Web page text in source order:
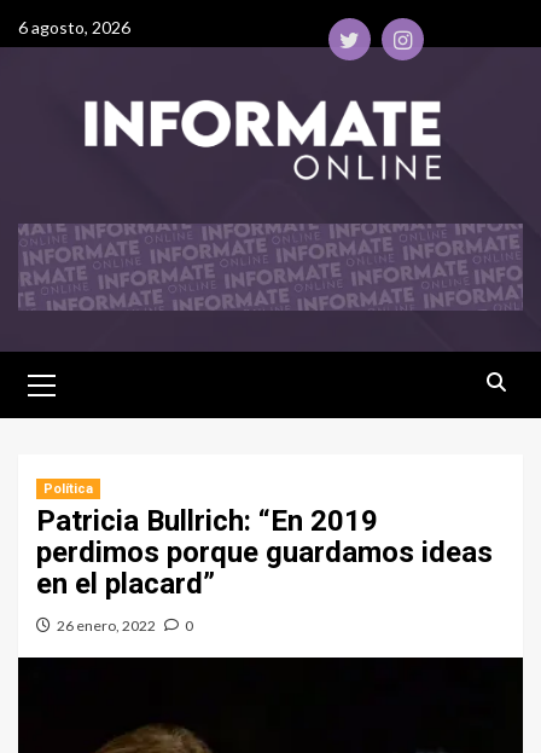
6 agosto, 2026
Política
Patricia Bullrich: “En 2019
perdimos porque guardamos ideas
en el placard”
26 enero, 2022 0